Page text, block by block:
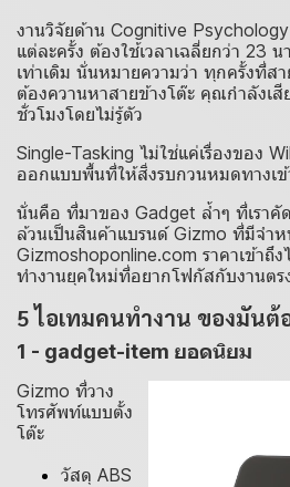
งานวิจัยด้าน Cognitive
แต่ละครั้ง ต้องใช้เวลาเฉลี่ยกว่า 23
เท่าเดิม นั่นหมายความว่า ทุกครั้งที่ส
ต้องควานหาสายข้างโต๊ะ คุณกำลังเสี
ชั่วโมงโดยไม่รู้ตัว
Single-Tasking ไม่ใช่แค่เรื่องของ
ออกแบบพื้นที่ให้สิ่งรบกวนหมดทางเข้
นั่นคือ ที่มาของ Gadget ล้ำๆ ที่เราคั
ล้วนเป็นสินค้าแบรนด์ Gizmo ที่มีจำห
Gizmoshoponline.com ราคาเข้าถึ
ทำงานยุคใหม่ที่อยากโฟกัสกับงานตร
5 ไอเทมคนทำงาน ของมันต้
1 - gadget-item ยอดนิยม
Gizmo ที่วาง
โทรศัพท์แบบตั้ง
โต๊ะ
วัสดุ ABS